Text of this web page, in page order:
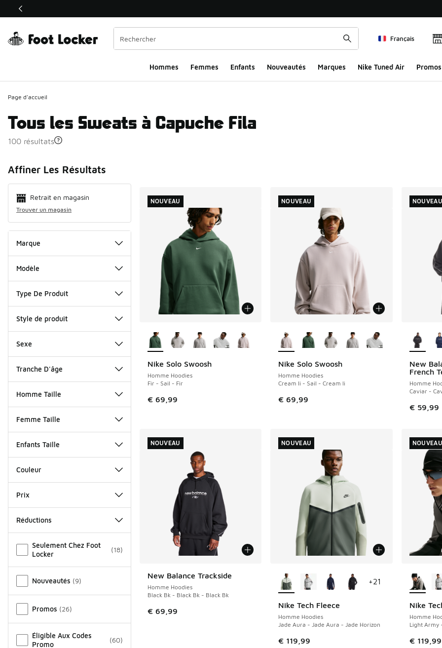
Ce lien ouvrira une nouvelle fenêtre
Français
Hommes​ Femmes Enfants Nouveautés Marques Nike Tuned Air Promos
Page d'accueil
Tous les Sweats à Capuche Fila
100 résultats
Affiner Les Résultats
Retrait en magasin
Trouver un magasin
Marque
Modèle
Type De Produit
Style de produit
Sexe
Tranche D'âge
Homme Taille
Femme Taille
Enfants Taille
Couleur
Prix
Réductions
Seulement Chez Foot
Locker
(18)
Nouveautés (9)
Promos (26)
Éligible Aux Codes
Promo
(60)
Nike Solo Swoosh
Homme Hoodies
Fir - Sail - Fir
€ 69,99
NOUVEAU
NOUVEAU
Nike Solo Swoosh
Homme Hoodies
Cream Ii - Sail - Cream Ii
€ 69,99
NOUVEAU
NOUVEAU
New
French
Homme
Caviar -
€ 59,99
NOUVEAU
NOUVEAU
New Balance Trackside
Homme Hoodies
Black Bk - Black Bk - Black Bk
€ 69,99
NOUVEAU
NOUVEAU
Nike Tech Fleece
Homme Hoodies
Jade Aura - Jade Aura - Jade Horizon
€ 119,99
NOUVEAU
+21
NOUVEAU
Nike
Homme
Light Army
€ 119,99
NOUVEAU
NOUVEAU